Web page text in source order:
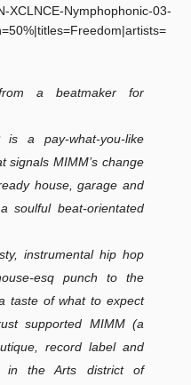
XCLNCE-Nymphophonic-03-
a beatmaker for
is a pay-what-you-like
signals MIMM’s change
house, garage and
soulful beat-orientated
instrumental hip hop
esq punch to the
taste of what to expect
supported MIMM (a
record label and
in the Arts district of